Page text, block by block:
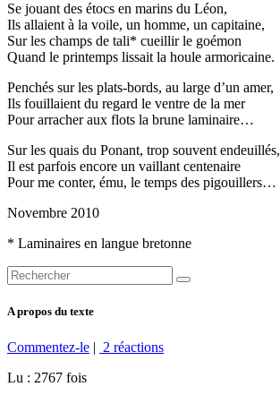
Se jouant des étocs en marins du Léon,
Ils allaient à la voile, un homme, un capitaine,
Sur les champs de tali* cueillir le goémon
Quand le printemps lissait la houle armoricaine.
Penchés sur les plats-bords, au large d’un amer,
Ils fouillaient du regard le ventre de la mer
Pour arracher aux flots la brune laminaire…
Sur les quais du Ponant, trop souvent endeuillés,
Il est parfois encore un vaillant centenaire
Pour me conter, ému, le temps des pigouillers…
Novembre 2010
* Laminaires en langue bretonne
A propos du texte
Commentez-le | 2 réactions
Lu : 2767 fois